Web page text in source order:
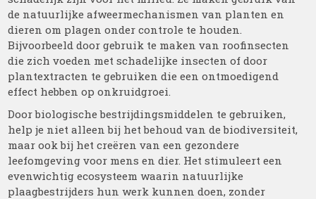
de natuurlijke afweermechanismen van planten en
dieren om plagen onder controle te houden.
Bijvoorbeeld door gebruik te maken van roofinsecten
die zich voeden met schadelijke insecten of door
plantextracten te gebruiken die een ontmoedigend
effect hebben op onkruidgroei.
Door biologische bestrijdingsmiddelen te gebruiken,
help je niet alleen bij het behoud van de biodiversiteit,
maar ook bij het creëren van een gezondere
leefomgeving voor mens en dier. Het stimuleert een
evenwichtig ecosysteem waarin natuurlijke
plaagbestrijders hun werk kunnen doen, zonder